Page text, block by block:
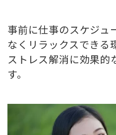
事前に仕事のスケジュ
なくリラックスできる
ストレス解消に効果的
す。